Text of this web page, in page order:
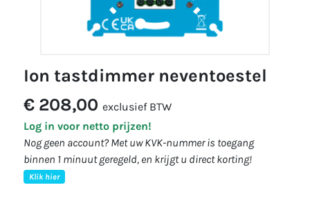
ion tastdimmer neventoestel
€ 208,00 exclusief BTW
Log in voor netto prijzen!
Nog geen account? Met uw KVK-nummer is toegang
binnen 1 minuut geregeld, en krijgt u direct korting!
Klik hier